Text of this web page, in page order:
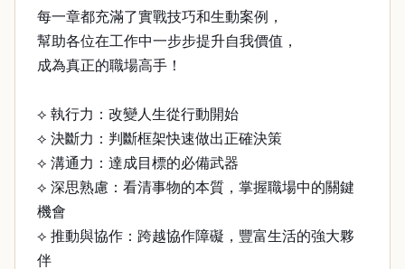
每一章都充滿了實戰技巧和生動案例，
幫助各位在工作中一步步提升自我價值，
成為真正的職場高手！
⟡ 執行力：改變人生從行動開始
⟡ 決斷力：判斷框架快速做出正確決策
⟡ 溝通力：達成目標的必備武器
⟡ 深思熟慮：看清事物的本質，掌握職場中的關鍵
機會
⟡ 推動與協作：跨越協作障礙，豐富生活的強大夥
伴